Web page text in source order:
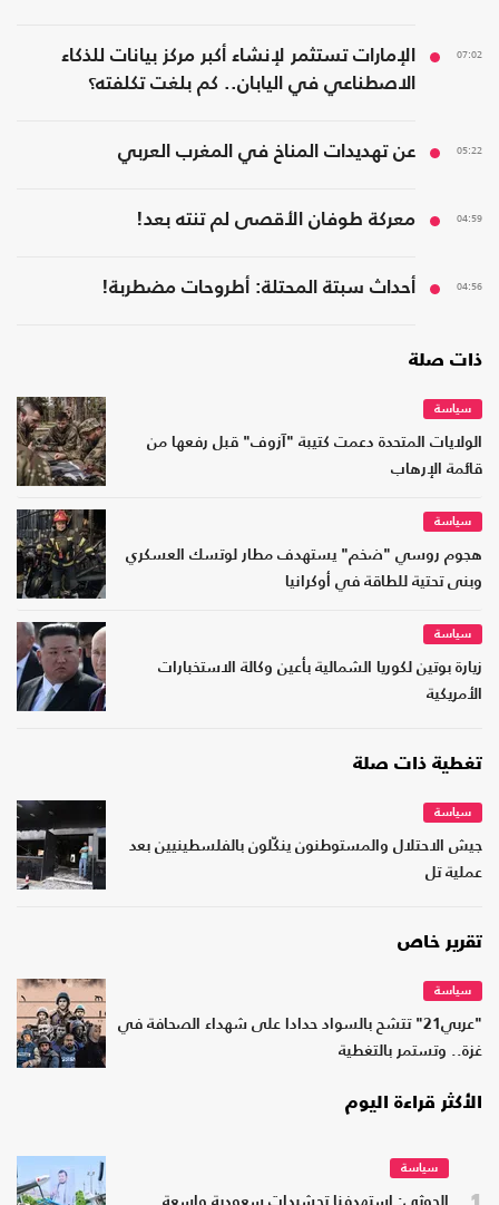
07:02
الإمارات تستثمر لإنشاء أكبر مركز بيانات للذكاء
الاصطناعي في اليابان.. كم بلغت تكلفته؟
05:22 عن تهديدات المناخ في المغرب العربي
04:59 معركة طوفان الأقصى لم تنته بعد!
04:56 أحداث سبتة المحتلة: أطروحات مضطربة!
ذات صلة
سياسة
الولايات المتحدة دعمت كتيبة "آزوف" قبل رفعها من
قائمة الإرهاب
سياسة
هجوم روسي "ضخم" يستهدف مطار لوتسك العسكري
وبنى تحتية للطاقة في أوكرانيا
سياسة
زيارة بوتين لكوريا الشمالية بأعين وكالة الاستخبارات
الأمريكية
تغطية ذات صلة
سياسة
جيش الاحتلال والمستوطنون ينكّلون بالفلسطينيين بعد
عملية تل
تقرير خاص
سياسة
"عربي21" تتشح بالسواد حدادا على شهداء الصحافة في
غزة.. وتستمر بالتغطية
الأكثر قراءة اليوم
سياسة